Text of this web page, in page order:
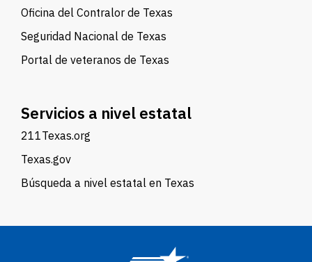
Oficina del Contralor de Texas
Seguridad Nacional de Texas
Portal de veteranos de Texas
Servicios a nivel estatal
211Texas.org
Texas.gov
Búsqueda a nivel estatal en Texas